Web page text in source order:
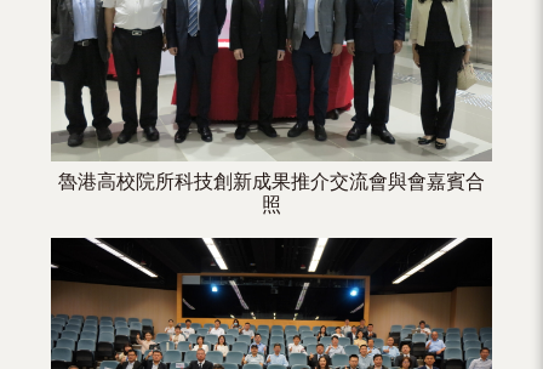
區）
魯港高校院所科技創新成果推介交流會與會嘉賓合
照